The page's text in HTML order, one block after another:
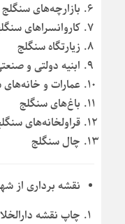
بازارچه‌های سنگلج
کاروانسراهای
زیارتگاه سنگلج
ابنیه دولتی و
عمارات و
باغ‌های سنگلج
قراولخانه‌های
چال سنگلج
نقشه برداری از
چاپ نقشه